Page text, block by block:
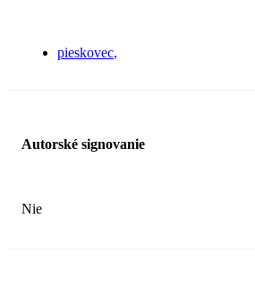
pieskovec
Autorské signovanie
Nie